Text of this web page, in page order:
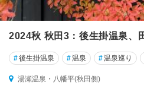
2024秋 秋田3：後生掛温泉、
#後生掛温泉 #温泉 #温泉巡り
湯瀬温泉・八幡平(秋田側)